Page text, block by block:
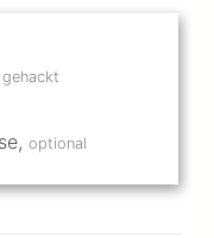
, optional